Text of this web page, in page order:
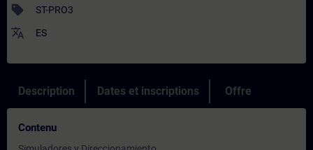
sell ST-PRO3
translate ES
Description Dates et inscriptions Offre
Contenu